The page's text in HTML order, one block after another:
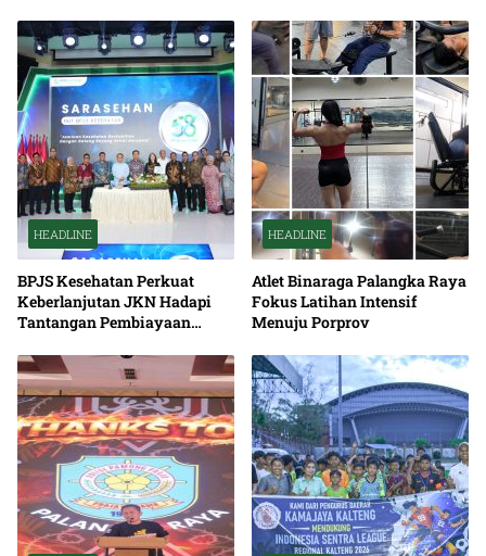
HEADLINE
BPJS Kesehatan Perkuat
Keberlanjutan JKN Hadapi
Tantangan Pembiayaan
HEADLINE
Atlet Binaraga Palangka Raya
Fokus Latihan Intensif
Menuju Porprov